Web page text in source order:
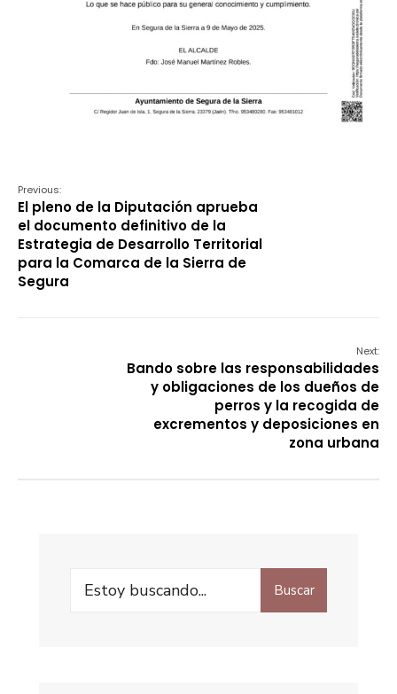
Previous:
El pleno de la Diputación aprueba
el documento definitivo de la
Estrategia de Desarrollo Territorial
para la Comarca de la Sierra de
Segura
Next:
Bando sobre las responsabilidades
y obligaciones de los dueños de
perros y la recogida de
excrementos y deposiciones en
zona urbana
Buscar